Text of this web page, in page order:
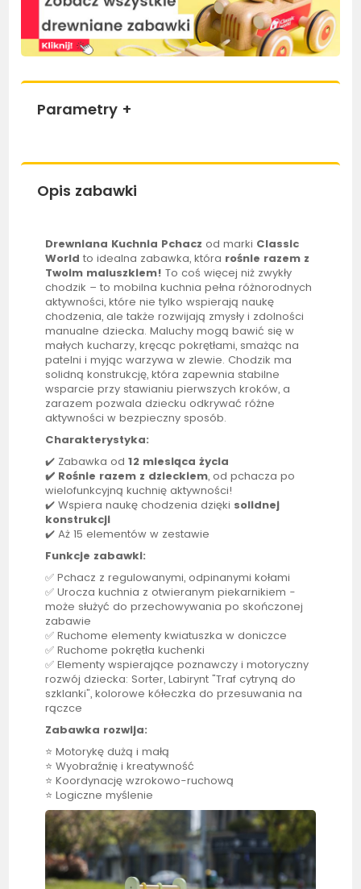
Parametry +
Opis zabawki
Drewniana Kuchnia Pchacz od marki Classic
World to idealna zabawka, która rośnie razem z
Twoim maluszkiem! To coś więcej niż zwykły
chodzik – to mobilnakuchnia pełna różnorodnych
aktywności, które nie tylko wspierają naukę
chodzenia, ale także rozwijają zmysły i zdolności
manualne dziecka. Maluchy mogą bawić się w
małych kucharzy, kręcąc pokrętłami, smażąc na
patelni i myjąc warzywa w zlewie. Chodzik ma
solidną konstrukcję, która zapewnia stabilne
wsparcie przy stawianiu pierwszych kroków, a
zarazem pozwala dziecku odkrywać różne
aktywności w bezpieczny sposób.
Charakterystyka:
✔️ Zabawka od12 miesiąca życia
✔️ Rośnie razem z dzieckiem, od pchacza po
wielofunkcyjną kuchnię aktywności!
✔️ Wspiera naukę chodzenia dzięki solidnej
konstrukcji
✔️ Aż 15 elementów w zestawie
Funkcje zabawki:
✅ Pchacz z regulowanymi, odpinanymi kołami
✅ Uroczakuchnia z otwieranym piekarnikiem -
może służyć do przechowywania po skończonej
zabawie
✅ Ruchome elementy kwiatuszka w doniczce
✅ Ruchome pokrętła kuchenki
✅ Elementy wspierające poznawczy i motoryczny
rozwój dziecka: Sorter, Labirynt "Traf cytryną do
szklanki", kolorowe kółeczka do przesuwania na
rączce
Zabawka rozwija:
⭐ Motorykę dużą i małą
⭐ Wyobraźnię i kreatywność
⭐ Koordynację wzrokowo-ruchową
⭐ Logiczne myślenie